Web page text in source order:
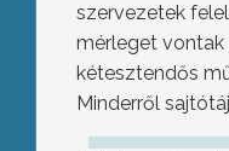
szervezetek
mérleget
kétesztendős
Minderről